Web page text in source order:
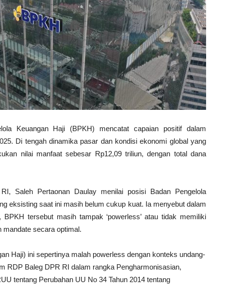
Keuangan Haji (BPKH) mencatat capaian positif dalam
Di tengah dinamika pasar dan kondisi ekonomi global yang
nilai manfaat sebesar Rp12,09 triliun, dengan total dana
Saleh Pertaonan Daulay menilai posisi Badan Pengelola
eksisting saat ini masih belum cukup kuat. Ia menyebut dalam
tersebut masih tampak ‘powerless’ atau tidak memiliki
secara optimal.
Haji) ini sepertinya malah powerless dengan konteks undang-
RDP Baleg DPR RI dalam rangka Pengharmonisasian,
tentang Perubahan UU No 34 Tahun 2014 tentang